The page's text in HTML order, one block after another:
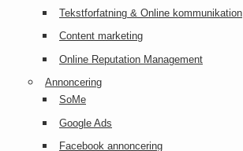
Tekstforfatning & Online kommunikation
Content marketing
Online Reputation Management
Annoncering
SoMe
Google Ads
Facebook annoncering